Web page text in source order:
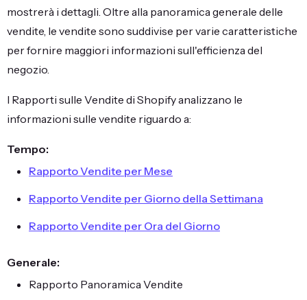
mostrerà i dettagli. Oltre alla panoramica generale delle
vendite, le vendite sono suddivise per varie caratteristiche
per fornire maggiori informazioni sull'efficienza del
negozio.
I Rapporti sulle Vendite di Shopify analizzano le
informazioni sulle vendite riguardo a:
Tempo:
Rapporto Vendite per Mese
Rapporto Vendite per Giorno della Settimana
Rapporto Vendite per Ora del Giorno
Generale:
Rapporto Panoramica Vendite